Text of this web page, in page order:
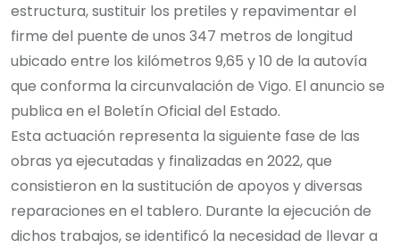
estructura, sustituir los pretiles y repavimentar el
firme del puente de unos 347 metros de longitud
ubicado entre los kilómetros 9,65 y 10 de la autovía
que conforma la circunvalación de Vigo. El anuncio se
publica en el Boletín Oficial del Estado.
Esta actuación representa la siguiente fase de las
obras ya ejecutadas y finalizadas en 2022, que
consistieron en la sustitución de apoyos y diversas
reparaciones en el tablero. Durante la ejecución de
dichos trabajos, se identificó la necesidad de llevar a